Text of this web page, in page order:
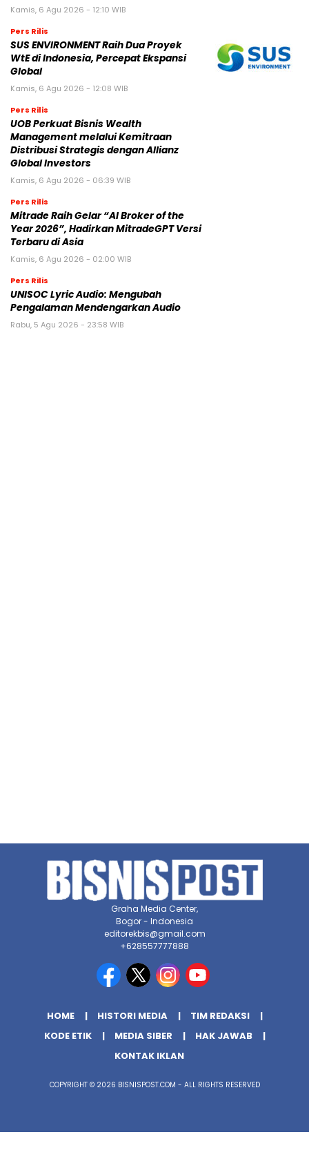
Kamis, 6 Agu 2026 - 12:10 WIB
Pers Rilis
SUS ENVIRONMENT Raih Dua Proyek
WtE di Indonesia, Percepat Ekspansi
Global
Kamis, 6 Agu 2026 - 12:08 WIB
Pers Rilis
UOB Perkuat Bisnis Wealth
Management melalui Kemitraan
Distribusi Strategis dengan Allianz
Global Investors
Kamis, 6 Agu 2026 - 06:39 WIB
Pers Rilis
Mitrade Raih Gelar “AI Broker of the
Year 2026”, Hadirkan MitradeGPT Versi
Terbaru di Asia
Kamis, 6 Agu 2026 - 02:00 WIB
Pers Rilis
UNISOC Lyric Audio: Mengubah
Pengalaman Mendengarkan Audio
Rabu, 5 Agu 2026 - 23:58 WIB
Graha Media Center,
Bogor - Indonesia
editorekbis@gmail.com
+628557777888
HOME HISTORI MEDIA
TIM REDAKSI
KODE ETIK
MEDIA SIBER
HAK JAWAB
KONTAK IKLAN
COPYRIGHT © 2026 BISNISPOST.COM - ALL RIGHTS RESERVED